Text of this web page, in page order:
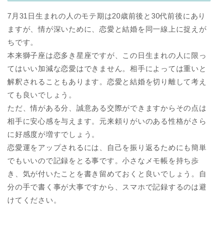
7月31日生まれの人のモテ期は20歳前後と30代前後にあり
ますが、情が深いために、恋愛と結婚を同一線上に捉えが
ちです。
本来獅子座は恋多き星座ですが、この日生まれの人に限っ
てはいい加減な恋愛はできません。相手によっては重いと
解釈されることもあります。恋愛と結婚を切り離して考え
ても良いでしょう。
ただ、情がある分、誠意ある交際ができますからその点は
相手に安心感を与えます。元来頼りがいのある性格がさら
に好感度が増すでしょう。
恋愛運をアップされるには、自己を振り返るためにも簡単
でもいいので記録をとる事です。小さなメモ帳を持ち歩
き、気が付いたことを書き留めておくと良いでしょう。自
分の手で書く事が大事ですから、スマホで記録するのは避
けてください。